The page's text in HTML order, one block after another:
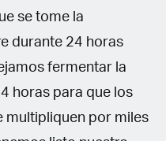
se tome la
durante 24 horas
fermentar la
horas para que los
multipliquen por miles